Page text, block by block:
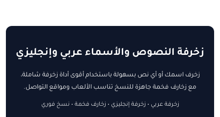
زخرفة النصوص والأسماء عربي وإنجليزي
زخرف اسمك أو أي نص بسهولة باستخدام أقوى أداة زخرفة شاملة،
مع زخارف فخمة جاهزة للنسخ تناسب الألعاب ومواقع التواصل.
زخرفة عربي • زخرفة إنجليزي • زخارف فخمة • نسخ فوري